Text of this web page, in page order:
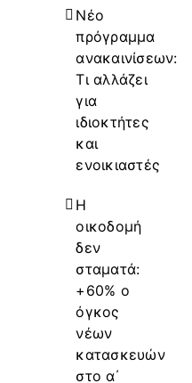
Νέο
πρόγραμμα
ανακαινίσεων:
Τι αλλάζει
για
ιδιοκτήτες
και
ενοικιαστές
Η
οικοδομή
δεν
σταματά:
+60% ο
όγκος
νέων
κατασκευών
στο α΄